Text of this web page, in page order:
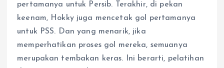
pertamanya untuk Persib. Terakhir, di pekan
keenam, Hokky juga mencetak gol pertamanya
untuk PSS. Dan yang menarik, jika
memperhatikan proses gol mereka, semuanya
merupakan tembakan keras. Ini berarti, pelatihan